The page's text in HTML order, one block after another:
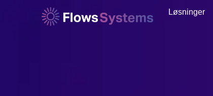
Løsninger